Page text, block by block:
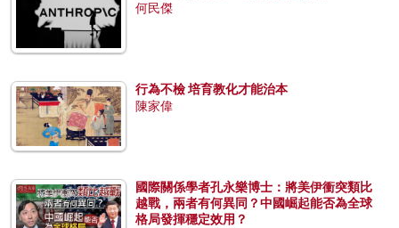
何民傑
行為不檢 培育教化才能治本
陳家偉
國際關係學者孔永樂博士：將美伊衝突類比
越戰，兩者有何異同？中國崛起能否為全球
格局發揮穩定效用？